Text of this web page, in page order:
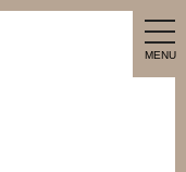
MENU